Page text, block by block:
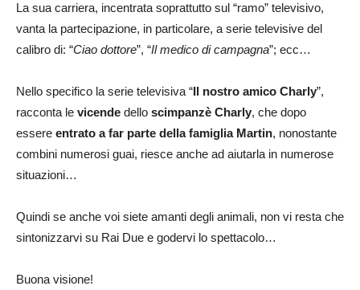
La sua carriera, incentrata soprattutto sul “ramo” televisivo,
vanta la partecipazione, in particolare, a serie televisive del
calibro di: “Ciao dottore”, “Il medico di campagna”; ecc…
Nello specifico la serie televisiva “ Il nostro amico Charly”,
racconta le vicende dello scimpanzè Charly, che dopo
essere entrato a far parte della famiglia Martin, nonostante
combini numerosi guai, riesce anche ad aiutarla in numerose
situazioni…
Quindi se anche voi siete amanti degli animali, non vi resta che
sintonizzarvi su Rai Due e godervi lo spettacolo…
Buona visione!